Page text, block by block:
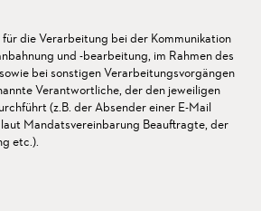
die Verarbeitung bei der Kommunikation
und -bearbeitung, im Rahmen des
bei sonstigen Verarbeitungsvorgängen
Verantwortliche, der den jeweiligen
(z.B. der Absender einer E-Mail
Mandatsvereinbarung Beauftragte, der
etc.).